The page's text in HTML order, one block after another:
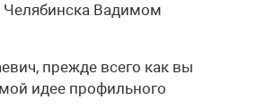
Вадимом
прежде всего как вы
идее профильного